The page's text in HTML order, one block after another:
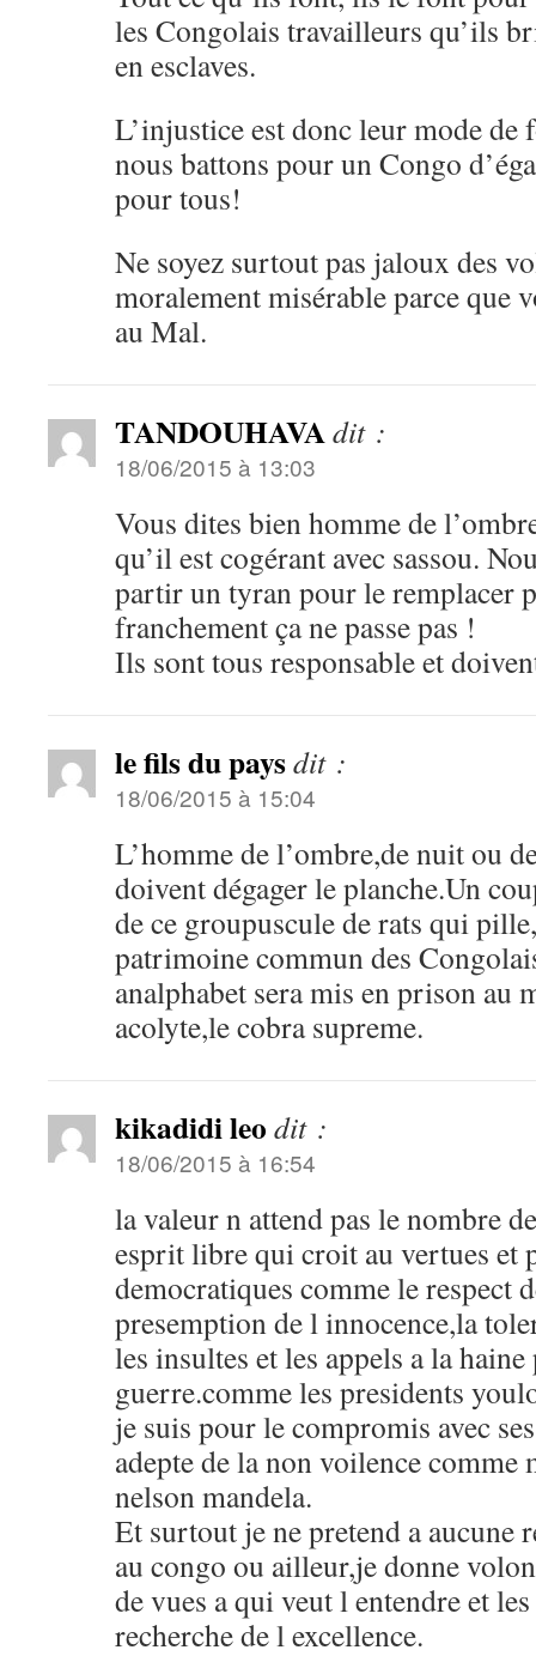
les Congolais travailleurs qu’ils
en esclaves.
L’injustice est donc leur mode de
nous battons pour un Congo
pour tous!
Ne soyez surtout pas jaloux des
moralement misérable parce que
au Mal.
TANDOUHAVAdit :
18/06/2015 à 13:03
Vous dites bien homme de
qu’il est cogérant avec sassou.
partir un tyran pour le remplacer
franchement ça ne passe pas !
Ils sont tous responsable et
le fils du paysdit :
18/06/2015 à 15:04
L’homme de l’ombre,de nuit ou
doivent dégager le planche.Un
de ce groupuscule de rats qui
patrimoine commun des
analphabet sera mis en prison au
acolyte,le cobra supreme.
kikadidi leo dit :
18/06/2015 à 16:54
la valeur n attend pas le nombre
esprit libre qui croit au vertues et
democratiques comme le respect
presemption de l innocence,la
les insultes et les appels a la
guerre.comme les presidents
je suis pour le compromis avec
adepte de la non voilence
nelson mandela.
Et surtout je ne pretend a
au congo ou ailleur,je donne
de vues a qui veut l entendre et
recherche de l excellence.